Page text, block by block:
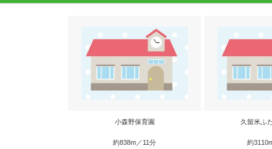
小森野保育園
約838m／11分
久留米ふ
約